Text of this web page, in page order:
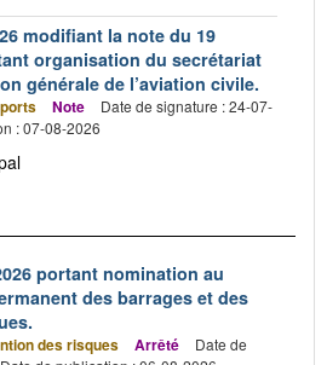
modifiant la note du 19
organisation du secrétariat
générale de l’aviation civile.
Note
Date de signature : 24-07-
: 07-08-2026
portant nomination au
des barrages et des
des risques Arrêté
Date de